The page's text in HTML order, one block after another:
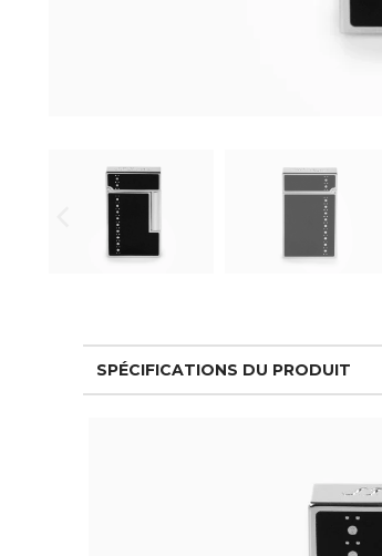
SPÉCIFICATIONS DU PRODUIT